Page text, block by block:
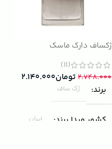
ژکساف دارک ماسک
(11)
۲.۷۴۸.۰۰۰ تومان۲.۱۴۰.۰۰۰
برند
ژک ساف
کشور مبدا برند ایران